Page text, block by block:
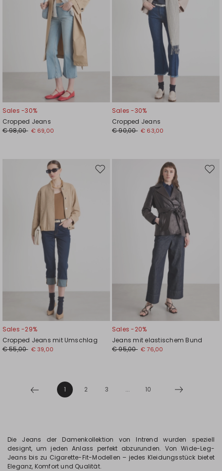
Sales -30%
Cropped Jeans
€ 98,00 € 69,00
Sales -30%
Cropped Jeans
€ 90,00 € 63,00
Auf
Sales -29%
Cropped Jeans mit Umschlag
€ 55,00 € 39,00
Auf
Sales -20%
Jeans mit elastischem Bund
€ 95,00 € 76,00
1 2 3 ... 10
Die Jeans der Damenkollektion von Intrend wurden speziell
designt, um jeden Anlass perfekt abzurunden. Von Wide-Leg-
Jeans bis zu Cigarette-Fit-Modellen – jedes Kleidungsstück bietet
Eleganz, Komfort und Qualität.